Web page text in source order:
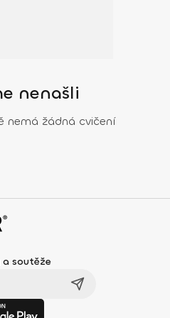
nenašli
nemá žádná cvičení
a soutěže